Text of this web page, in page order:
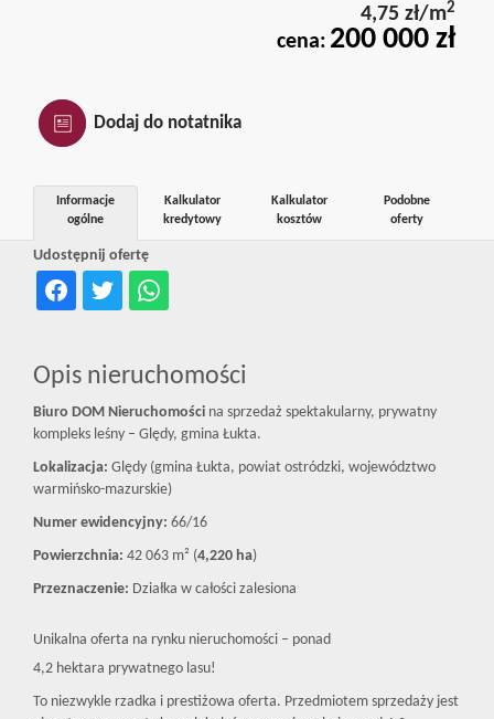
Kredyty
w
4,75 zł/m2
cena: 200 000 zł
Dodaj do notatnika
Udostępnij ofertę
Informacje
ogólne
Kalkulator
kredytowy
Kalkulator
kosztów
Podobne
oferty
Opis nieruchomości
Biuro DOM Nieruchomości na sprzedaż spektakularny, prywatny
kompleks leśny – Ględy, gmina Łukta.
Lokalizacja: Ględy (gmina Łukta, powiat ostródzki, województwo
warmińsko-mazurskie)
Numer ewidencyjny: 66/16
Powierzchnia: 42 063 m² (4,220 ha)
Przeznaczenie: Działka w całości zalesiona
Unikalna oferta na rynku nieruchomości – ponad
4,2 hektara prywatnego lasu!
To niezwykle rzadka i prestiżowa oferta. Przedmiotem sprzedaży jest